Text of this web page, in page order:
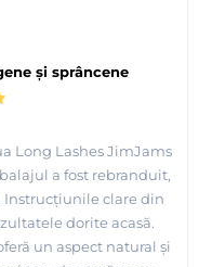
și sprâncene
Long Lashes JimJams
a fost rebranduit,
Instrucțiunile clare din
dorite acasă.
un aspect natural și